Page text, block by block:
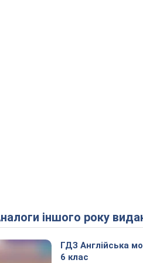
Аналоги іншого року
ГДЗ Англійська
6 клас